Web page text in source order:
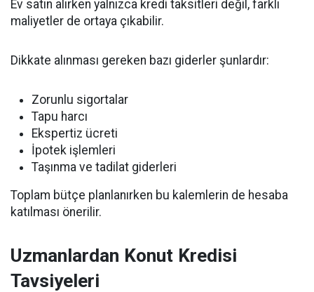
Ev satın alırken yalnızca kredi taksitleri değil, farklı
maliyetler de ortaya çıkabilir.
Dikkate alınması gereken bazı giderler şunlardır:
Zorunlu sigortalar
Tapu harcı
Ekspertiz ücreti
İpotek işlemleri
Taşınma ve tadilat giderleri
Toplam bütçe planlanırken bu kalemlerin de hesaba
katılması önerilir.
Uzmanlardan Konut Kredisi
Tavsiyeleri